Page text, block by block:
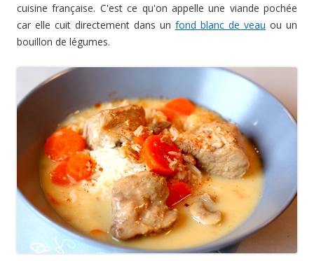
cuisine française. C'est ce qu'on appelle une viande pochée
car elle cuit directement dans un fond blanc de veau ou un
bouillon de légumes.